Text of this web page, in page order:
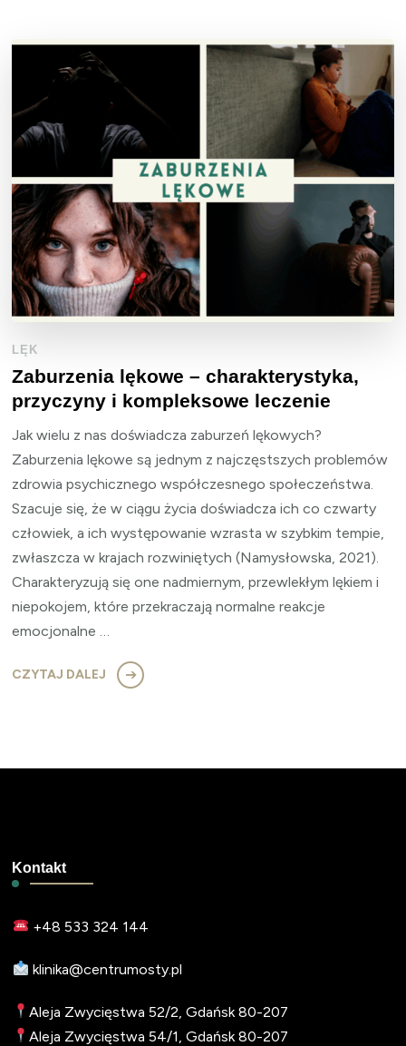
LĘK
Zaburzenia lękowe – charakterystyka,
przyczyny i kompleksowe leczenie
Jak wielu z nas doświadcza zaburzeń lękowych?
Zaburzenia lękowe są jednym z najczęstszych problemów
zdrowia psychicznego współczesnego społeczeństwa.
Szacuje się, że w ciągu życia doświadcza ich co czwarty
człowiek, a ich występowanie wzrasta w szybkim tempie,
zwłaszcza w krajach rozwiniętych (Namysłowska, 2021).
Charakteryzują się one nadmiernym, przewlekłym lękiem i
niepokojem, które przekraczają normalne reakcje
emocjonalne …
CZYTAJ DALEJ
Kontakt
+48 533 324 144
klinika@centrumosty.pl
Aleja Zwycięstwa 52/2, Gdańsk 80-207
Aleja Zwycięstwa 54/1, Gdańsk 80-207